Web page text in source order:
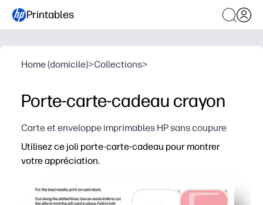
Printables
Home (domicile)>Collections>
Porte-carte-cadeau crayon
Carte et enveloppe imprimables HP sans coupure
Utilisez ce joli porte-carte-cadeau pour montrer
votre appréciation.